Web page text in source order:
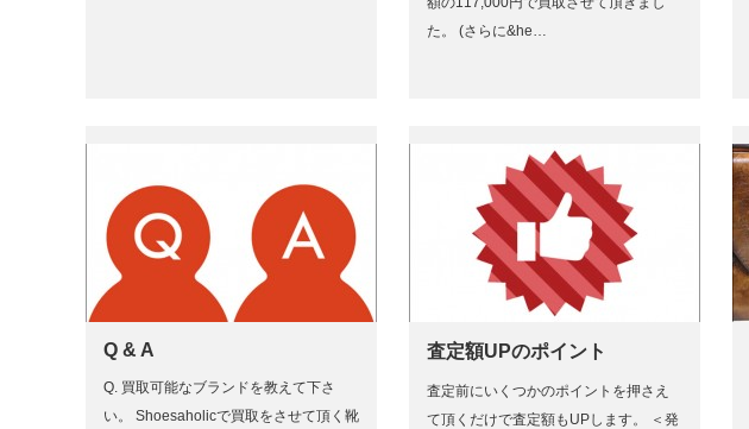
た。 (さらに&he…
Q & A
Q. 買取可能なブランドを教えて下さ
い。 Shoesaholicで買取をさせて頂く靴
査定額UPのポイント
査定前にいくつかのポイントを押さえ
て頂くだけで査定額もUPします。 ＜発